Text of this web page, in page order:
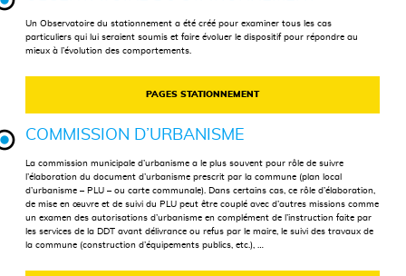
Un Observatoire du stationnement a été créé pour examiner tous les cas
particuliers qui lui seraient soumis et faire évoluer le dispositif pour répondre au
mieux à l’évolution des comportements.
PAGES STATIONNEMENT
COMMISSION D’URBANISME
La commission municipale d’urbanisme a le plus souvent pour rôle de suivre
l’élaboration du document d’urbanisme prescrit par la commune (plan local
d’urbanisme – PLU – ou carte communale). Dans certains cas, ce rôle d’élaboration,
de mise en œuvre et de suivi du PLU peut être couplé avec d’autres missions comme
un examen des autorisations d’urbanisme en complément de l’instruction faite par
les services de la DDT avant délivrance ou refus par le maire, le suivi des travaux de
la commune (construction d’équipements publics, etc.), …